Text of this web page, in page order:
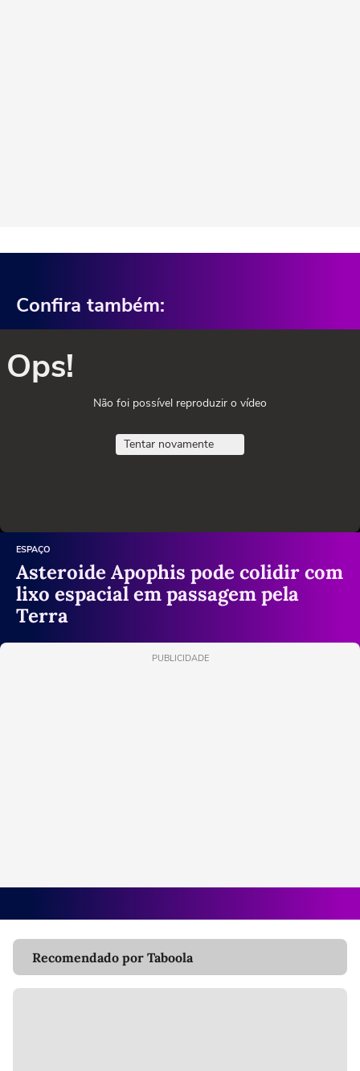
Confira também:
Ops!
Não foi possível reproduzir o vídeo
Tentar novamente
ESPAÇO
Asteroide Apophis pode colidir com
lixo espacial em passagem pela
Terra
PUBLICIDADE
Recomendado por Taboola